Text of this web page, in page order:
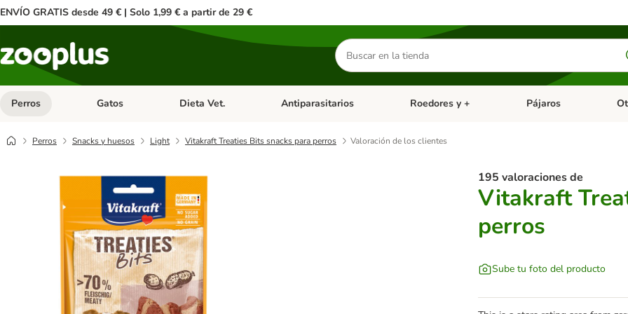
ENVÍO GRATIS desde 49 € | Solo 1,99 € a partir de 29 €
Buscar
productos
Perros Menú de categoria abierto: Perros
Gatos Menú de categoria abierto: Gatos
Dieta Vet. Menú de categoria abierto: Dieta Vet.
Antiparasitarios Menú de categoria abierto: Antiparasitarios
Roedores y + Menú de categoria
Pájaros
Perros Snacks y huesos Light Vitakraft Treaties Bits snacks para perros Valoración de los clientes
195 valoraciones de
Vitakraft
perros
Sube tu foto del producto